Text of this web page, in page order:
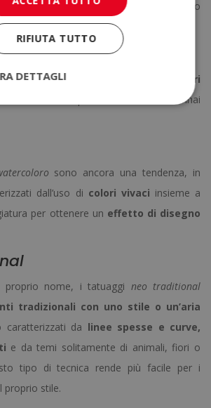
la loro parola preferita, una data o
un luogo.
caratterizzati da
linee spesse, colori
. Sono ispirati ai simboli dei marinai
sono ancora una tendenza, in
dall’uso di colori vivaci insieme a
per ottenere un effetto di disegno
proprio nome, i tatuaggi neo traditional
tradizionali con uno stile o un’aria
caratterizzati da linee spesse e curve,
e da temi solitamente di animali, fiori o
tipo di tecnica rende più facile per i
proprio stile.
RIFIUTA TUTTO
DETTAGLI